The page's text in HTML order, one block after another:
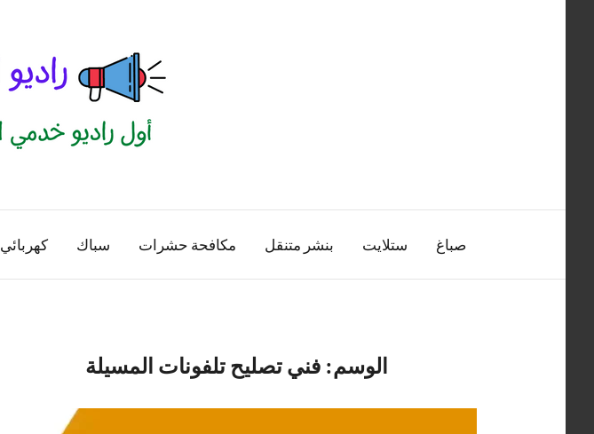
صباغ ستلايت بنشر متنقل مكافحة حشرات سباك كهربائي
الوسم: فني تصليح تلفونات المسيلة